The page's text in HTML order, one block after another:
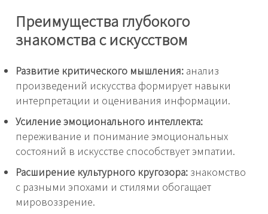
Преимущества глубокого
знакомства с искусством
Развитие критического мышления: анализ
произведений искусства формирует навыки
интерпретации и оценивания информации.
Усиление эмоционального интеллекта:
переживание и понимание эмоциональных
состояний в искусстве способствует эмпатии.
Расширение культурного кругозора: знакомство
с разными эпохами и стилями обогащает
мировоззрение.